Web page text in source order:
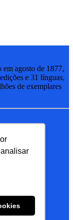
agosto de 1877,
e 31 línguas,
de exemplares